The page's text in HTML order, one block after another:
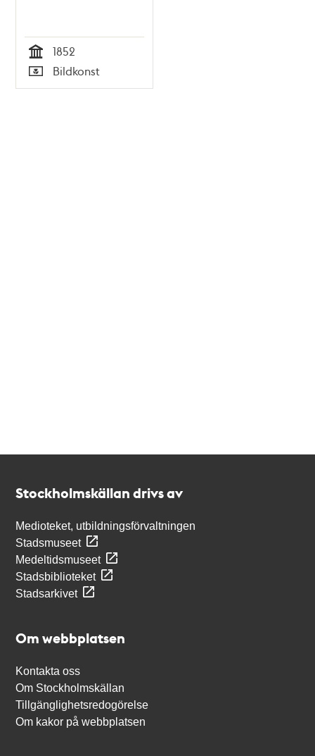
Tid
1852
Typ
Bildkonst
Stockholmskällan drivs av
Medioteket, utbildningsförvaltningen
Stadsmuseet
Medeltidsmuseet
Stadsbiblioteket
Stadsarkivet
Om webbplatsen
Kontakta oss
Om Stockholmskällan
Tillgänglighetsredogörelse
Om kakor på webbplatsen